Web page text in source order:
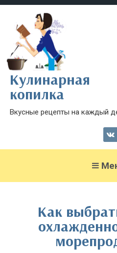
Кулинарная
копилка
Вкусные рецепты на каждый
Как